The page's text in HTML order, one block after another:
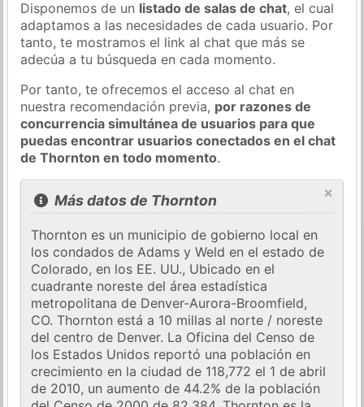
Disponemos de un listado de salas de chat, el cual
adaptamos a las necesidades de cada usuario. Por
tanto, te mostramos el link al chat que más se
adecúa a tu búsqueda en cada momento.
Por tanto, te ofrecemos el acceso al chat en
nuestra recomendación previa, por razones de
concurrencia simultánea de usuarios para que
puedas encontrar usuarios conectados en el chat
de Thornton en todo momento.
×
Más datos de Thornton
Thornton es un municipio de gobierno local en
los condados de Adams y Weld en el estado de
Colorado, en los EE. UU., Ubicado en el
cuadrante noreste del área estadística
metropolitana de Denver-Aurora-Broomfield,
CO. Thornton está a 10 millas al norte / noreste
del centro de Denver. La Oficina del Censo de
los Estados Unidos reportó una población en
crecimiento en la ciudad de 118,772 el 1 de abril
de 2010, un aumento de 44.2% de la población